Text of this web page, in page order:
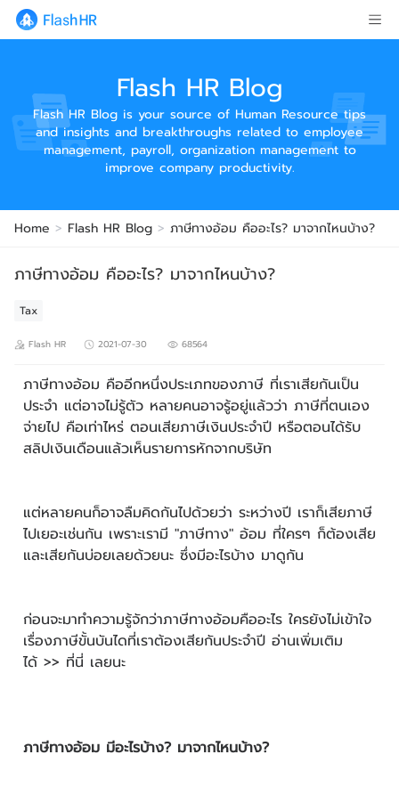
Flash HR Blog
Flash HR Blog is your source of Human Resource tips
and insights and breakthroughs related to employee
management, payroll, organization management to
improve company productivity.
Home > Flash HR Blog > ภาษีทางอ้อม คืออะไร? มาจากไหนบ้าง?
ภาษีทางอ้อม คืออะไร? มาจากไหนบ้าง?
Tax
Flash HR 2021-07-30 68564
ภาษีทางอ้อม คืออีกหนึ่งประเภทของภาษี ที่เราเสียกันเป็น
ประจำ แต่อาจไม่รู้ตัว หลายคนอาจรู้อยู่แล้วว่า ภาษีที่ตนเอง
จ่ายไป คือเท่าไหร่ ตอนเสียภาษีเงินประจำปี หรือตอนได้รับ
สลิปเงินเดือนแล้วเห็นรายการหักจากบริษัท
แต่หลายคนก็อาจลืมคิดกันไปด้วยว่า ระหว่างปี เราก็เสียภาษี
ไปเยอะเช่นกัน เพราะเรามี "ภาษีทาง" อ้อม ที่ใครๆ ก็ต้องเสีย
และเสียกันบ่อยเลยด้วยนะ ซึ่งมีอะไรบ้าง มาดูกัน
ก่อนจะมาทำความรู้จักว่าภาษีทางอ้อมคืออะไร ใครยังไม่เข้าใจ
เรื่องภาษีขั้นบันไดที่เราต้องเสียกันประจำปี อ่านเพิ่มเติม
ได้ >> ที่นี่ เลยนะ
ภาษีทางอ้อม มีอะไรบ้าง? มาจากไหนบ้าง?